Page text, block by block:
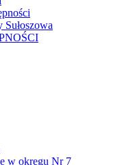
w okręgu Nr 7